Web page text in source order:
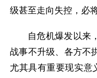
级甚至走向失控，必
自危机爆发以来
战事不升级、各方不
尤其具有重要现实意